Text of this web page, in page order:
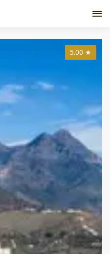
5.00 ★